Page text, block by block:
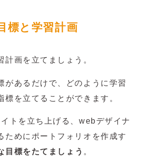
標と学習計画
計画を立てましょう。
があるだけで、どのように学習
標を立てることができます。
トを立ち上げる、webデザイナ
ためにポートフォリオを作成す
目標をたてましょう 。